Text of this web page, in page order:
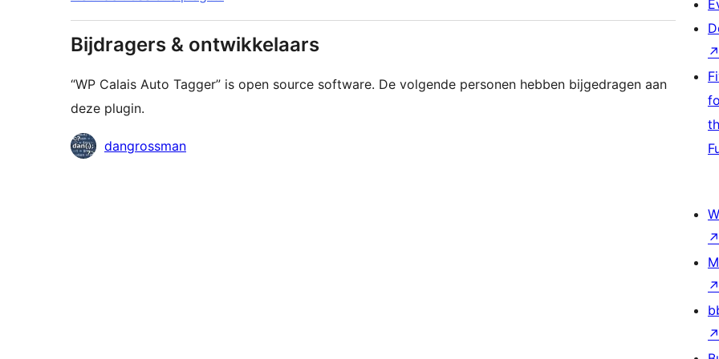
Bijdragers & ontwikkelaars
“WP Calais Auto Tagger” is open source software. De volgende personen hebben bijgedragen aan
deze plugin.
Bijdragersdangrossman
↗
↗
↗
↗